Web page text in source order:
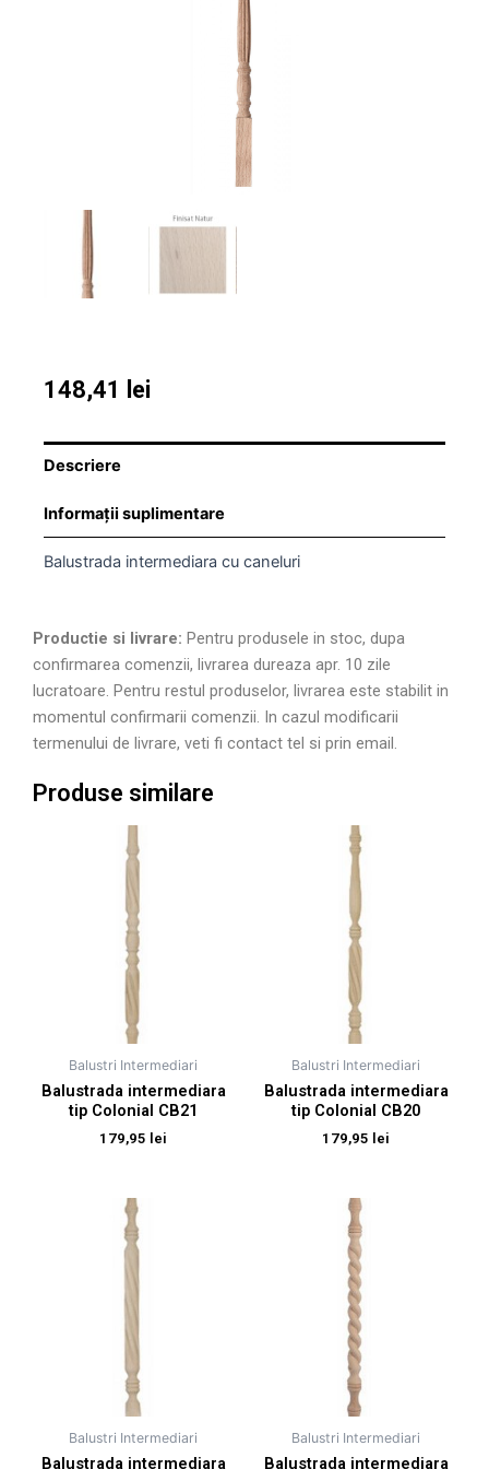
148,41 lei
Descriere
Informații suplimentare
Balustrada intermediara cu caneluri
Productie si livrare: Pentru produsele in stoc, dupa
confirmarea comenzii, livrarea dureaza apr. 10 zile
lucratoare. Pentru restul produselor, livrarea este stabilit in
momentul confirmarii comenzii. In cazul modificarii
termenului de livrare, veti fi contact tel si prin email.
Produse similare
Balustri Intermediari
Balustrada intermediara
tip Colonial CB21
179,95 lei
Balustri Intermediari
Balustrada intermediara
tip Colonial CB20
179,95 lei
Balustri Intermediari
Balustrada intermediara
Balustri Intermediari
Balustrada intermediara